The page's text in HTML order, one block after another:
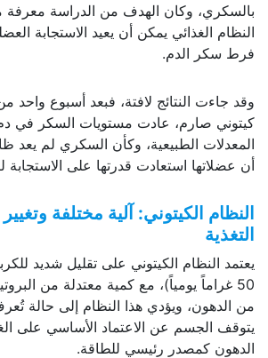
بالسكري، وكان الهدف من الدراسة معرفة
النظام الغذائي يمكن أن يعيد الاستجابة
فرط سكر الدم.
وقد جاءت النتائج لافتة، فبعد أسبوع واحد
كيتوني صارم، عادت مستويات السكر في دم
المعدلات الطبيعية، وكأن السكري لم يعد
أن عضلاتها استعادت قدرتها على الاستجابة
النظام الكيتوني: آلية مختلفة
التغذية
يعتمد النظام الكيتوني على تقليل شديد
50 غراماً يومياً)، مع كمية معتدلة من
من الدهون، ويؤدي هذا النظام إلى حالة
يتوقف الجسم عن الاعتماد الأساسي على
الدهون كمصدر رئيسي للطاقة.